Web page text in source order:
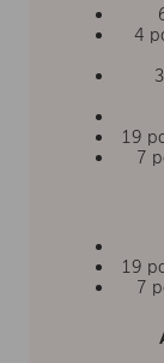
4
19
7
19
7